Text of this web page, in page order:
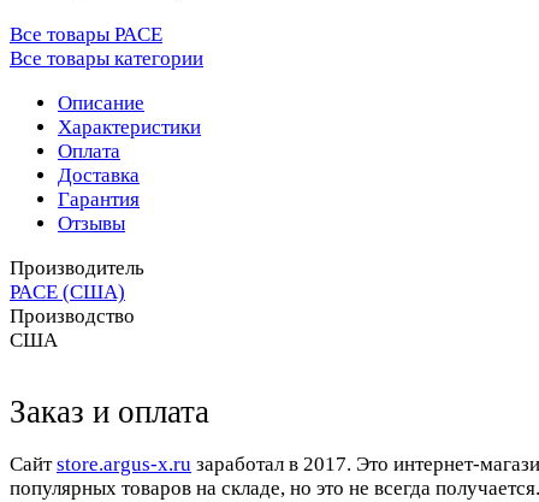
Все товары PACE
Все товары категории
Описание
Характеристики
Оплата
Доставка
Гарантия
Отзывы
Производитель
PACE (США)
Производство
США
Заказ и оплата
Cайтstore.argus-x.ru заработал в 2017. Это интернет-
популярных товаров на складе, но это не всегда